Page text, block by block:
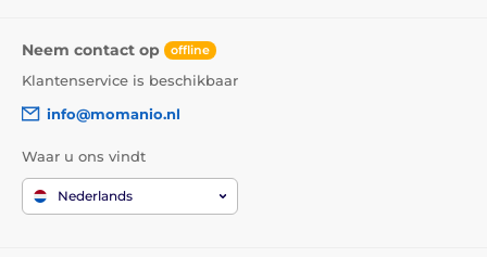
Neem contact op offline
Klantenservice is beschikbaar
info@momanio.nl
Waar u ons vindt
Nederlands